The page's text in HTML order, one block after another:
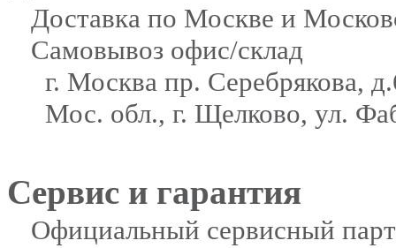
Доставка по Москве и
Самовывоз офис/склад
г. Москва пр. Серебрякова,
Мос. обл., г. Щелково, ул.
Сервис и гарантия
Официальный сервисный